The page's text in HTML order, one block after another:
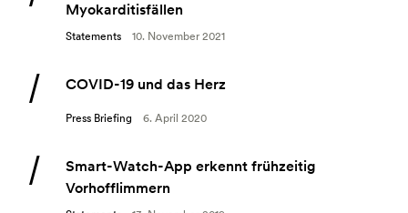
Myokarditisfällen
Statements 10. November 2021
COVID-19 und das Herz
Press Briefing 6. April 2020
Smart-Watch-App erkennt frühzeitig
Vorhofflimmern